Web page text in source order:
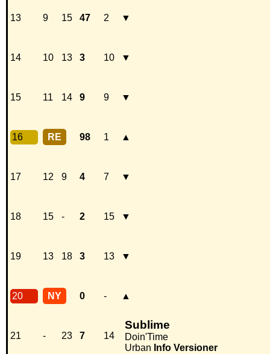
13 9 15 47 2 ▼
14 10 13 3 10 ▼
15 11 14 9 9 ▼
16 RE 98 1 ▲
17 12 9 4 7 ▼
18 15 - 2 15 ▼
19 13 18 3 13 ▼
20 NY 0 - ▲
21 - 23 7 14
Sublime
Doin'Time
Urban Info Versioner